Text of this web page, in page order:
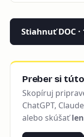
Stiahnuť DOC ·
Preber si
Skopíruj
ChatGPT,
alebo skúšať